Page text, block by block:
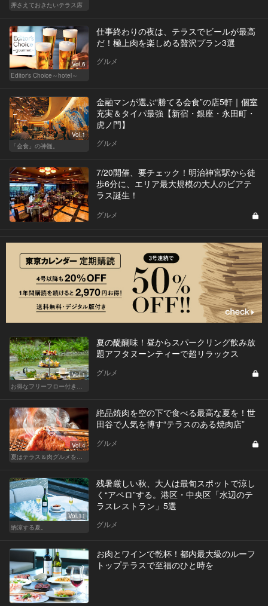
押さえておきたいテラス席
Vol.6
Editor's Choice～hotel～
仕事終わりの夜は、テラスでビールが最高
だ！極上肉を楽しめる贅沢プラン3選
グルメ
Vol.1
「会食」の神髄。
金融マンが選ぶ“勝てる会食”の店5軒｜個室
充実＆タイパ最強【新宿・銀座・永田町・
虎ノ門】
グルメ
7/20開催、要チェック！明治神宮駅から徒
歩6分に、エリア最大規模の大人のビアテ
ラス誕生！
グルメ
Vol.1
お得なフリーフロー付きで料理が美味しいレストラン
夏の醍醐味！昼からスパークリング飲み放
題アフタヌーンティーで超リラックス
グルメ
Vol.4
夏はテラス＆肉グルメを開放的に楽しもう
絶品焼肉を空の下で食べる最高な夏を！世
田谷で人気を博す“テラスのある焼肉店”
グルメ
Vol.11
納涼する夏。
残暑厳しい秋、大人は最旬スポットで涼し
く“アペロ”する。港区・中央区「水辺のテ
ラスレストラン」5選
グルメ
お肉とワインで乾杯！都内最大級のルーフ
トップテラスで至福のひと時を